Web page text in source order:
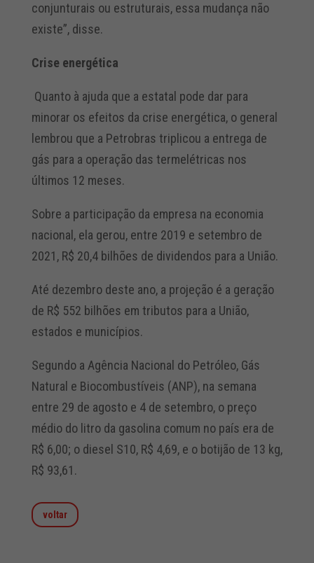
conjunturais ou estruturais, essa mudança não
existe”, disse.
Crise energética
Quanto à ajuda que a estatal pode dar para
minorar os efeitos da crise energética, o general
lembrou que a Petrobras triplicou a entrega de
gás para a operação das termelétricas nos
últimos 12 meses.
Sobre a participação da empresa na economia
nacional, ela gerou, entre 2019 e setembro de
2021, R$ 20,4 bilhões de dividendos para a União.
Até dezembro deste ano, a projeção é a geração
de R$ 552 bilhões em tributos para a União,
estados e municípios.
Segundo a Agência Nacional do Petróleo, Gás
Natural e Biocombustíveis (ANP), na semana
entre 29 de agosto e 4 de setembro, o preço
médio do litro da gasolina comum no país era de
R$ 6,00; o diesel S10, R$ 4,69, e o botijão de 13 kg,
R$ 93,61.
voltar